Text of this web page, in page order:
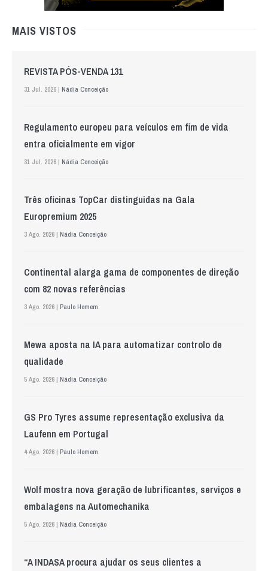
MAIS VISTOS
REVISTA PÓS-VENDA 131
31 Jul. 2026 | Nádia Conceição
Regulamento europeu para veículos em fim de vida
entra oficialmente em vigor
31 Jul. 2026 | Nádia Conceição
Três oficinas TopCar distinguidas na Gala
Europremium 2025
3 Ago. 2026 | Nádia Conceição
Continental alarga gama de componentes de direção
com 82 novas referências
3 Ago. 2026 | Paulo Homem
Mewa aposta na IA para automatizar controlo de
qualidade
5 Ago. 2026 | Nádia Conceição
GS Pro Tyres assume representação exclusiva da
Laufenn em Portugal
4 Ago. 2026 | Paulo Homem
Wolf mostra nova geração de lubrificantes, serviços e
embalagens na Automechanika
5 Ago. 2026 | Nádia Conceição
“A INDASA procura ajudar os seus clientes a